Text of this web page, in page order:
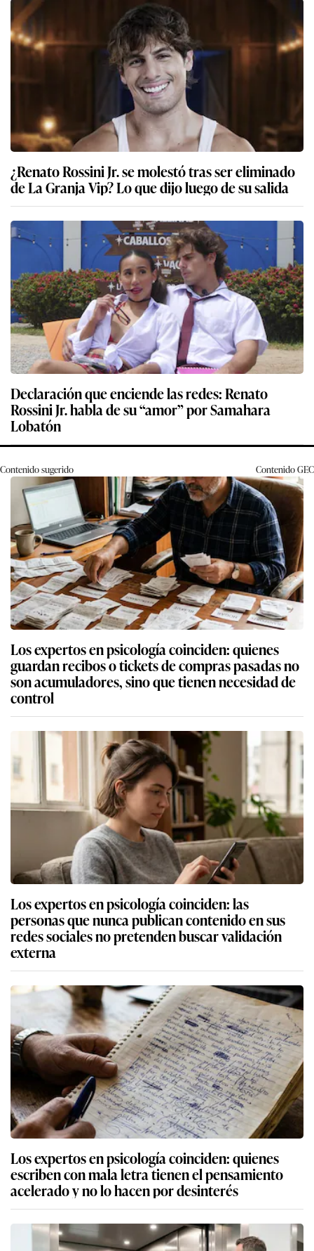
¿Renato Rossini Jr. se molestó tras ser eliminado
de La Granja Vip? Lo que dijo luego de su salida
Declaración que enciende las redes: Renato
Rossini Jr. habla de su “amor” por Samahara
Lobatón
Contenido sugerido ContenidoGEC
Los expertos en psicología coinciden: quienes
guardan recibos o tickets de compras pasadas no
son acumuladores, sino que tienen necesidad de
control
Los expertos en psicología coinciden: las
personas que nunca publican contenido en sus
redes sociales no pretenden buscar validación
externa
Los expertos en psicología coinciden: quienes
escriben con mala letra tienen el pensamiento
acelerado y no lo hacen por desinterés